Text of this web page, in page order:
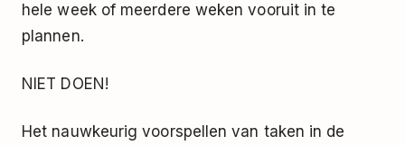
hele week of meerdere weken vooruit in te
plannen.
NIET DOEN!
Het nauwkeurig voorspellen van taken in de